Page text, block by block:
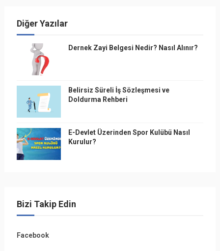
Diğer Yazılar
Dernek Zayi Belgesi Nedir? Nasıl Alınır?
Belirsiz Süreli İş Sözleşmesi ve
Doldurma Rehberi
E-Devlet Üzerinden Spor Kulübü Nasıl
Kurulur?
Bizi Takip Edin
Facebook